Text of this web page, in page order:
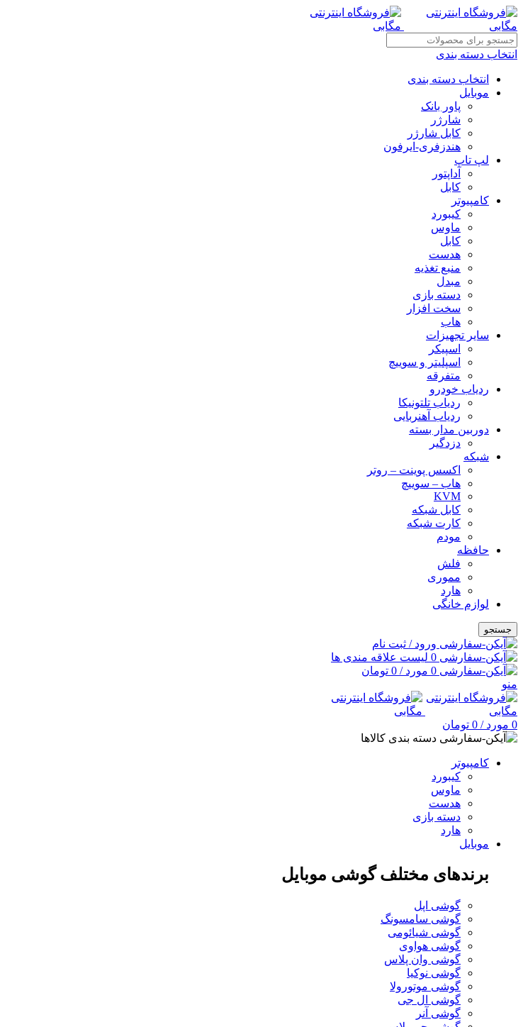
انتخاب دسته بندی
انتخاب دسته بندی
موبایل
پاور بانک
شارژر
کابل شارژر
هندزفری-ایرفون
لپ تاپ
آداپتور
کابل
کامپیوتر
کیبورد
ماوس
کابل
هدست
منبع تغذیه
مبدل
دسته بازی
سخت افزار
هاب
سایر تجهیزات
اسپیکر
اسپلیتر و سوییچ
متفرقه
ردیاب خودرو
ردیاب تلتونیکا
ردیاب آهنربایی
دوربین مدار بسته
دزدگیر
شبکه
اکسس پوینت – روتر
هاب – سوییچ
KVM
کابل شبکه
کارت شبکه
مودم
حافظه
فلش
مموری
هارد
لوازم خانگی
جستجو
ورود / ثبت نام
0 لیست علاقه مندی ها
0 مورد/
0 تومان
منو
0 مورد/
0 تومان
دسته بندی کالاها
کامپیوتر
کیبورد
ماوس
هدست
دسته بازی
هارد
موبایل
برندهای مختلف گوشی موبایل
گوشی اپل
گوشی سامسونگ
گوشی شیائومی
گوشی هواوی
گوشی وان پلاس
گوشی نوکیا
گوشی موتورولا
گوشی ال جی
گوشی آنر